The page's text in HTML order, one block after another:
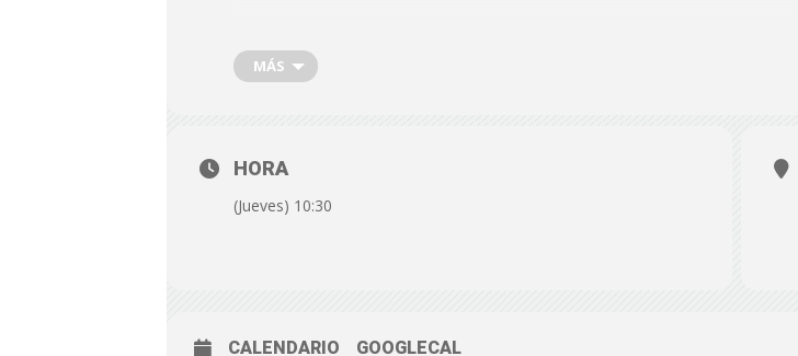
HORA: 10:30 h.
MÁS
HORA
(Jueves) 10:30
CALENDARIO GOOGLECAL